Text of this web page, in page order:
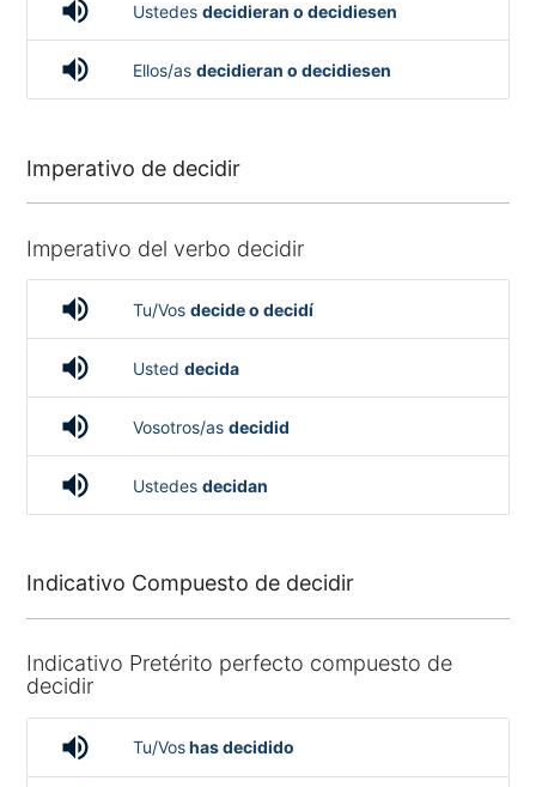
volume_up Ustedes decidieran o decidiesen
volume_up Ellos/as decidieran o decidiesen
Imperativo de decidir
Imperativo del verbo decidir
volume_up Tu/Vos decide o decidí
volume_up Usted decida
volume_up Vosotros/as decidid
volume_up Ustedes decidan
Indicativo Compuesto de decidir
Indicativo Pretérito perfecto compuesto de
decidir
volume_up Tu/Voshas decidido